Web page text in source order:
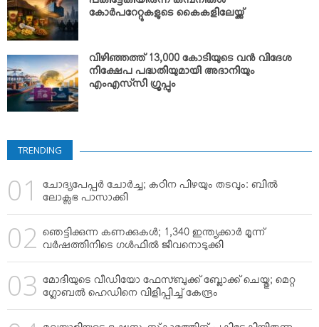
കോര്‍പറേറ്റുകളുടെ കൈകളിലേയ്ക്ക്
വിഴിഞ്ഞത്ത് 13,000 കോടിയുടെ വന്‍ വിദേശ
നിക്ഷേപ പദ്ധതിയുമായി അദാനിയും
എംഎസ്‌സി ഗ്രൂപ്പും
TRENDING
ചോദ്യപേപ്പര്‍ ചോര്‍ച്ച; കഠിന പിഴയും തടവും: ബില്‍
ലോക്സഭ പാസാക്കി
ഞെട്ടിക്കുന്ന കണക്കുകള്‍; 1,340 ഇന്ത്യക്കാര്‍ മൂന്ന്
വര്‍ഷത്തിനിടെ ഗള്‍ഫില്‍ ജീവനൊടുക്കി
മോദിയുടെ വീഡിയോ ഫേസ്ബുക്ക് ബ്ലോക്ക് ചെയ്തു; മെറ്റ
ഗ്ലോബല്‍ ഹെഡിനെ വിളിപ്പിച്ച് കേന്ദ്രം